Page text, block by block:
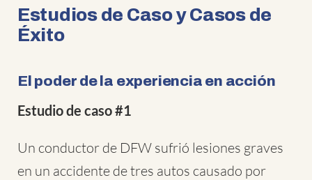
Estudios de Caso y Casos de
Éxito
El poder de la experiencia en acción
Estudio de caso #1
Un conductor de DFW sufrió lesiones graves
en un accidente de tres autos causado por